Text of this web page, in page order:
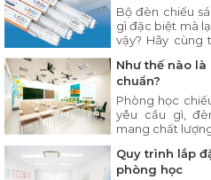
Bộ đèn chiếu
gì đặc biệt mà
vậy? Hãy cùng
Như thế nào
chuẩn?
Phòng học
yêu cầu gì,
mang chất
Quy trình lắp
phòng học